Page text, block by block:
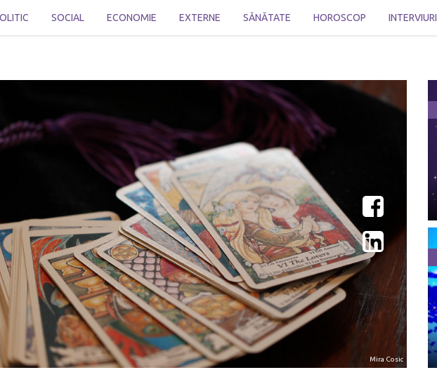
SOCIAL ECONOMIE EXTERNE SĂNĂTATE HOROSCOP INTERVIURI
Mira Cosic